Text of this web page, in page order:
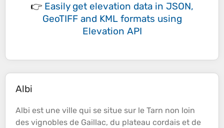
👉 Easily get elevation data in JSON,
GeoTIFF and KML formats using
Elevation API
Albi
Albi est une ville qui se situe sur le Tarn non loin
des vignobles de Gaillac, du plateau cordais et de